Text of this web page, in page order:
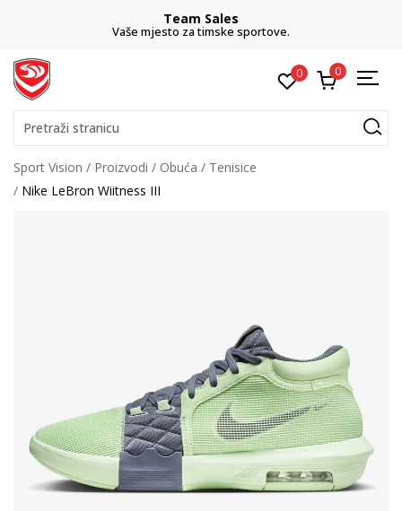
Team Sales
Vaše mjesto za timske sportove.
0 0
Pretraži stranicu
Sport Vision Proizvodi Obuća
Tenisice
Nike LeBron Wiitness III